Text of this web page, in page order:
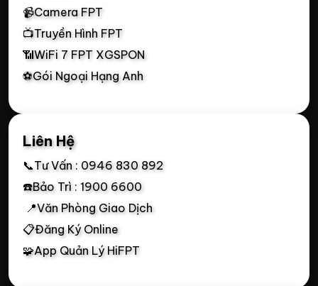
📹Camera FPT
📺Truyền Hình FPT
📶WiFi 7 FPT XGSPON
⚽Gói Ngoại Hạng Anh
Liên Hệ
📞Tư Vấn : 0946 830 892
☎️Bảo Trì : 1900 6600
📍Văn Phòng Giao Dịch
📋Đăng Ký Online
🧩App Quản Lý HiFPT